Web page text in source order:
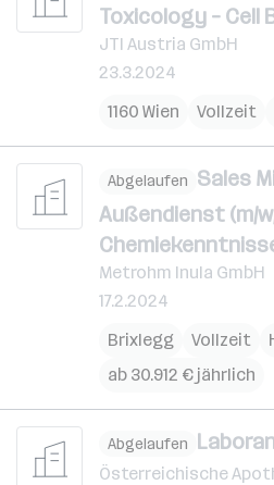
Toxicology – Cell
JTI Austria GmbH
23.3.2024
1160 Wien
Vollzeit
Abgelaufen Sales
Außendienst (m/
Metrohm Inula GmbH
17.2.2024
Brixlegg
Vollzeit
ab 30.912 € jährlich
Abgelaufen
Österreichische